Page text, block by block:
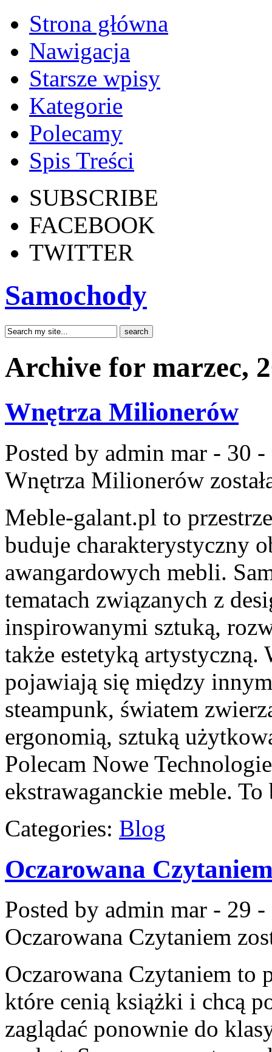
Strona główna
Nawigacja
Starsze wpisy
Kategorie
Polecamy
Spis Treści
SUBSCRIBE
FACEBOOK
TWITTER
Samochody
Archive for marzec,
Wnętrza Milionerów
Posted by admin mar - 30 -
Wnętrza Milionerów
Meble-galant.pl to
buduje charakterystyczny
awangardowych mebli.
tematach związanych z
inspirowanymi sztuką,
także estetyką
pojawiają się między
steampunk, światem
ergonomią, sztuką
Polecam Nowe
ekstrawaganckie meble.
Categories: Blog
Oczarowana
Posted by admin mar - 29 -
Oczarowana Czytaniem
Oczarowana Czytaniem to
które cenią książki i chcą
zaglądać ponownie do